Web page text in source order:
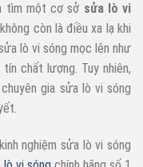
tìm một cơ sở sửa lò vi
còn là điều xa lạ khi
lò vi sóng mọc lên như
chất lượng. Tuy nhiên,
gia sửa lò vi sóng
nghiệm sửa lò vi sóng